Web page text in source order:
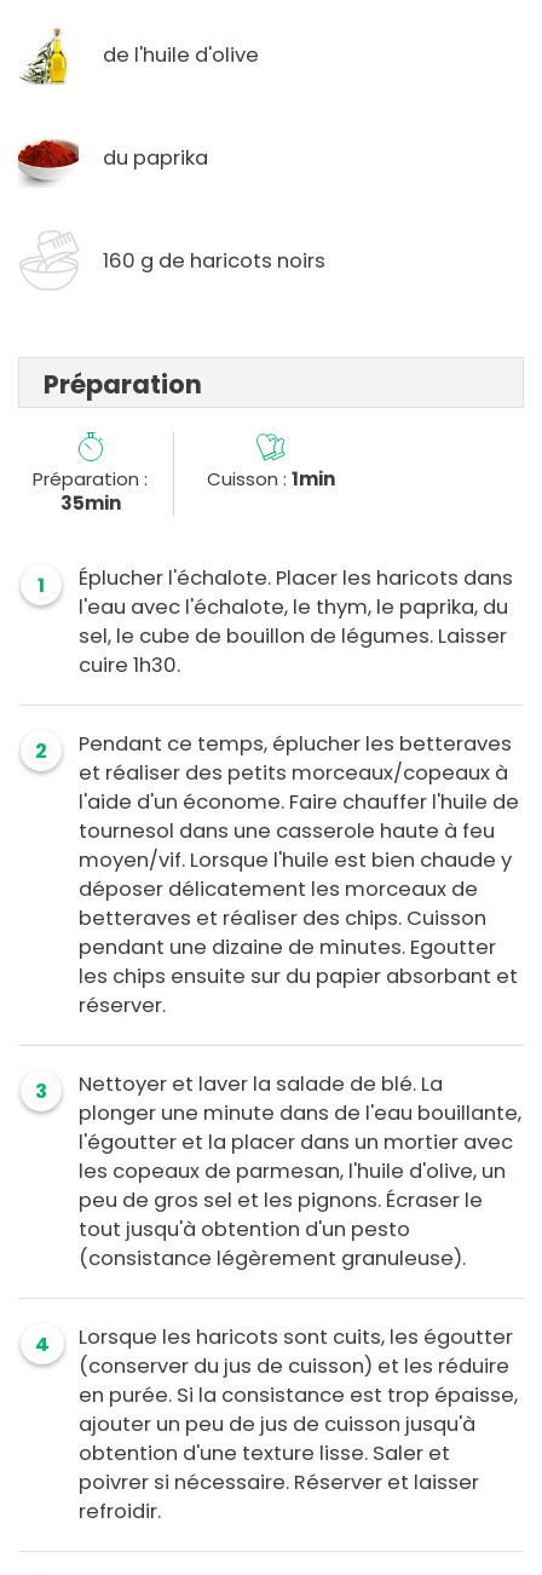
de l'huile d'olive
du paprika
160 g de haricots noirs
Préparation
Préparation :
35min
Cuisson : 1min
1
Éplucher l'échalote. Placer les haricots dans
l'eau avec l'échalote, le thym, le paprika, du
sel, le cube de bouillon de légumes. Laisser
cuire 1h30.
2
Pendant ce temps, éplucher les betteraves
et réaliser des petits morceaux/copeaux à
l'aide d'un économe. Faire chauffer l'huile de
tournesol dans une casserole haute à feu
moyen/vif. Lorsque l'huile est bien chaude y
déposer délicatement les morceaux de
betteraves et réaliser des chips. Cuisson
pendant une dizaine de minutes. Egoutter
les chips ensuite sur du papier absorbant et
réserver.
3
Nettoyer et laver la salade de blé. La
plonger une minute dans de l'eau bouillante,
l'égoutter et la placer dans un mortier avec
les copeaux de parmesan, l'huile d'olive, un
peu de gros sel et les pignons. Écraser le
tout jusqu'à obtention d'un pesto
(consistance légèrement granuleuse).
4
Lorsque les haricots sont cuits, les égoutter
(conserver du jus de cuisson) et les réduire
en purée. Si la consistance est trop épaisse,
ajouter un peu de jus de cuisson jusqu'à
obtention d'une texture lisse. Saler et
poivrer si nécessaire. Réserver et laisser
refroidir.